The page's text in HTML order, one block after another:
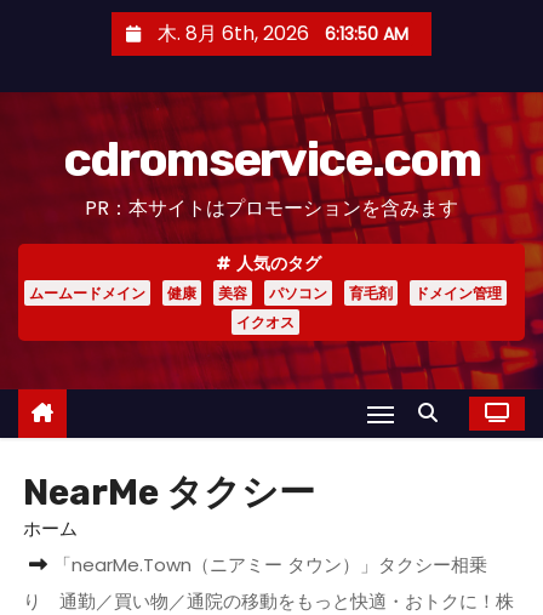
木. 8月 6th, 2026 6:13:51 AM
cdromservice.com
PR：本サイトはプロモーションを含みます
人気のタグ
ムームードメイン 健康 美容 パソコン 育毛剤
ドメイン管理
イクオス
NearMe タクシー
ホーム
「nearMe.Town（ニアミー タウン）」タクシー相乗
り 通勤／買い物／通院の移動をもっと快適・おトクに！株